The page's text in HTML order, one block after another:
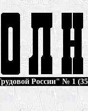
России" № 1